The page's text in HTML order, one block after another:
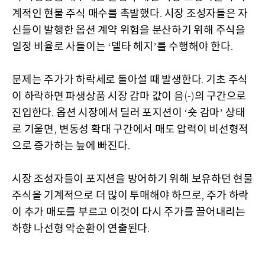
계적인 현물 주식 매수를 촉발했다. 시장 조성자들은 자
신들이 발행한 옵션 계약 위험을 분산하기 위해 주식을
일정 비율로 사들이는 ‘델타 헤지 ’를 수행해야 한다.
문제는 주가가 하락세로 돌아설 때 발생한다. 기초 주식
이 하락하면 파생상품 시장 감마 값이 음(-)의 구간으로
진입한다. 옵션 시장에서 딜러 포지션이 ‘숏 감마’ 상태
로 기울면, 변동성 확대 구간에서 매도 압력이 비선형적
으로 증가하는 늪에 빠진다.
시장 조성자들이 포지션을 방어하기 위해 보유하던 현물
주식을 기계적으로 더 많이 투매해야 하므로, 주가 하락
이 추가 매도를 부르고 이것이 다시 주가를 끌어내리는
하향 나선형 악순환이 연출된다.